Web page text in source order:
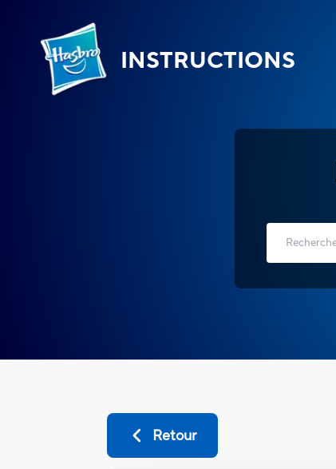
INSTRUCTIONS
Retour